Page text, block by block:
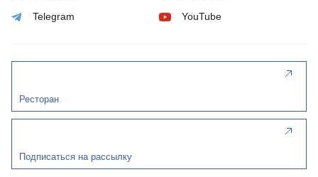
Telegram YouTube
Ресторан
Подписаться на рассылку